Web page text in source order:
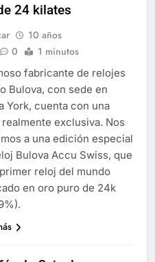
24 kilates
10 años
0 1 minutos
fabricante de relojes
Bulova, con sede en
York, cuenta con una
realmente exclusiva. Nos
a una edición especial
Bulova Accu Swiss, que
reloj del mundo
en oro puro de 24k